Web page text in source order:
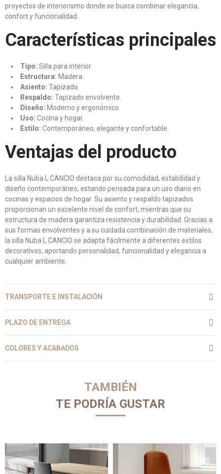
proyectos de interiorismo donde se busca combinar elegancia,
confort y funcionalidad.
Características principales
Tipo: Silla para interior.
Estructura: Madera.
Asiento: Tapizado.
Respaldo: Tapizado envolvente.
Diseño: Moderno y ergonómico.
Uso: Cocina y hogar.
Estilo: Contemporáneo, elegante y confortable.
Ventajas del producto
La silla Nuba L CANCIO destaca por su comodidad, estabilidad y
diseño contemporáneo, estando pensada para un uso diario en
cocinas y espacios de hogar. Su asiento y respaldo tapizados
proporcionan un excelente nivel de confort, mientras que su
estructura de madera garantiza resistencia y durabilidad. Gracias a
sus formas envolventes y a su cuidada combinación de materiales,
la silla Nuba L CANCIO se adapta fácilmente a diferentes estilos
decorativos, aportando personalidad, funcionalidad y elegancia a
cualquier ambiente.
TRANSPORTE E INSTALACIÓN
PLAZO DE ENTREGA
COLORES Y ACABADOS
TAMBIÉN
TE PODRÍA GUSTAR